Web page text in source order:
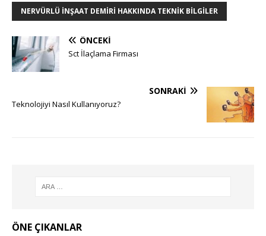
NERVÜRLÜ İNŞAAT DEMIRI HAKKINDA TEKNIK BILGILER
ÖNCEKI
Sct İlaçlama Firması
SONRAKI
Teknolojiyi Nasıl Kullanıyoruz?
ÖNE ÇIKANLAR